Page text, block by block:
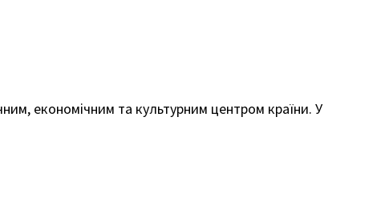
економічним та культурним центром країни. У